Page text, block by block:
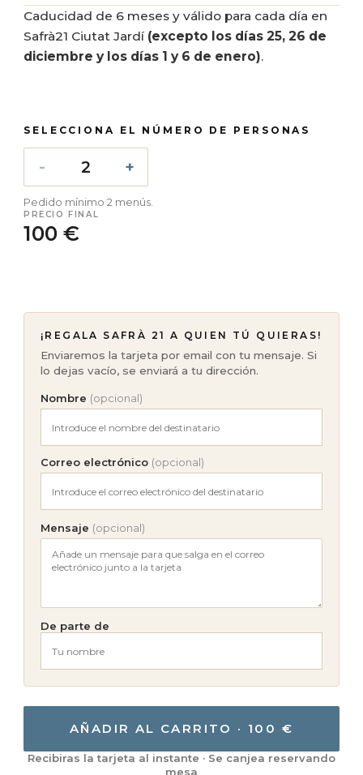
Caducidad de 6 meses y válido para cada día en
Safrà21 Ciutat Jardí (excepto los días 25, 26 de
diciembre y los días 1 y 6 de enero).
SELECCIONA EL NÚMERO DE PERSONAS
Pedido mínimo 2 menús.
PRECIO FINAL
100 €
¡REGALA SAFRÀ 21 A QUIEN TÚ QUIERAS!
Enviaremos la tarjeta por email con tu mensaje. Si
lo dejas vacío, se enviará a tu dirección.
Nombre (opcional)
Correo electrónico (opcional)
Mensaje (opcional)
De parte de
AÑADIR AL CARRITO · 100 €